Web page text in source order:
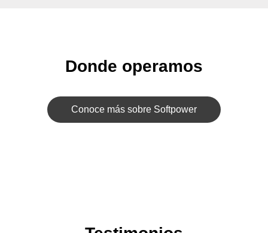
Donde operamos
Conoce más sobre Softpower